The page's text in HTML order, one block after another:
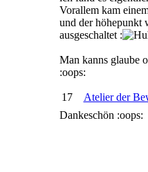
Vorallem kam
und der höhepunkt
ausgeschaltet :
Man kanns glaube
:oops:
17 Atelier der
Dankeschön :oops: